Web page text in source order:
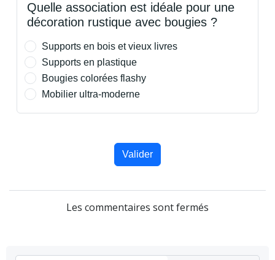
Quelle association est idéale pour une
décoration rustique avec bougies ?
Supports en bois et vieux livres
Supports en plastique
Bougies colorées flashy
Mobilier ultra-moderne
Valider
Les commentaires sont fermés